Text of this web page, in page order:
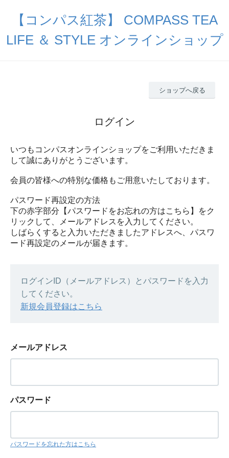
【コンパス紅茶】 COMPASS TEA
LIFE ＆ STYLE オンラインショップ
ショップへ戻る
ログイン
いつもコンパスオンラインショップをご利用いただきま
して誠にありがとうございます。
会員の皆様への特別な価格もご用意いたしております。
パスワード再設定の方法
下の赤字部分【パスワードをお忘れの方はこちら】をク
リックして、メールアドレスを入力してください。
しばらくすると入力いただきましたアドレスへ、パスワ
ード再設定のメールが届きます。
ログインID（メールアドレス）とパスワードを入力
してください。
新規会員登録はこちら
メールアドレス
パスワード
パスワードを忘れた方はこちら